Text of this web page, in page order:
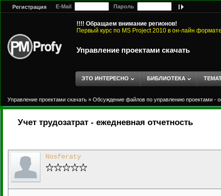
Регистрация E-Mail Пароль
!!!! Обращаем внимание регионов!
Первый курс по MS Project 2010 в он-лайн
Управление проектами скачать
ЭТО ИНТЕРЕСНО БИБЛИОТЕКА
Управление проектами скачать » Обсуждение файлов по управлению проектами -
Учет трудозатрат - ежедневная отчетность
Nosferaty